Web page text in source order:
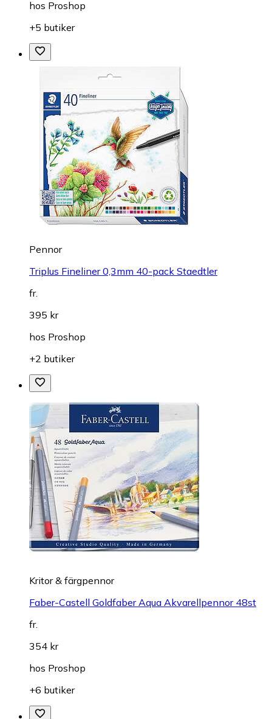
hos Proshop
+5 butiker
Pennor
Triplus Fineliner 0,3mm 40-pack Staedtler
fr.
395 kr
hos Proshop
+2 butiker
Kritor & färgpennor
Faber-Castell Goldfaber Aqua Akvarellpennor 48st
fr.
354 kr
hos Proshop
+6 butiker